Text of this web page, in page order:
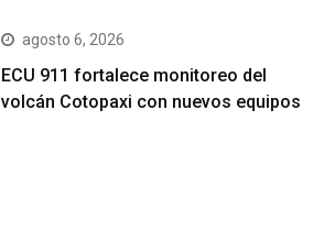
agosto 6, 2026
ECU 911 fortalece monitoreo del
volcán Cotopaxi con nuevos equipos